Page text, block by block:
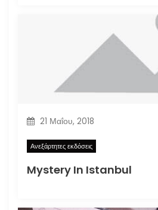
21 Μαΐου, 2018
Ανεξάρτητες εκδόσεις
Mystery In Istanbul